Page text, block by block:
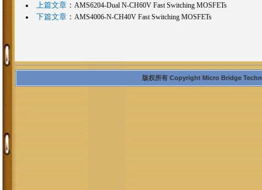
上篇文章： AMS6204-Dual N-CH60V Fast Switching MOSFETs
下篇文章： AMS4006-N-CH40V Fast Switching MOSFETs
版权所有 Copyright Micro Bridge